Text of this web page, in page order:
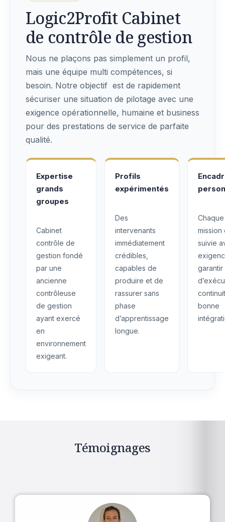
Logic2Profit Cabinet
de contrôle de gestion
Nous ne plaçons pas simplement un profil,
mais une équipe multi compétences, si
besoin. Notre objectif est de rapidement
sécuriser une situation de pilotage avec une
exigence opérationnelle, humaine et business
pour des prestations de service de parfaite
qualité.
Expertise
grands
groupes
Cabinet
contrôle de
gestion fondé
par une
ancienne
contrôleuse
de gestion
ayant exercé
en
environnement
exigeant.
Profils
expérimentés
Des
intervenants
immédiatement
crédibles,
capables de
produire et de
rassurer sans
phase
d’apprentissage
longue.
Chaque
mission
suivie
garantir
bonne
Témoignages